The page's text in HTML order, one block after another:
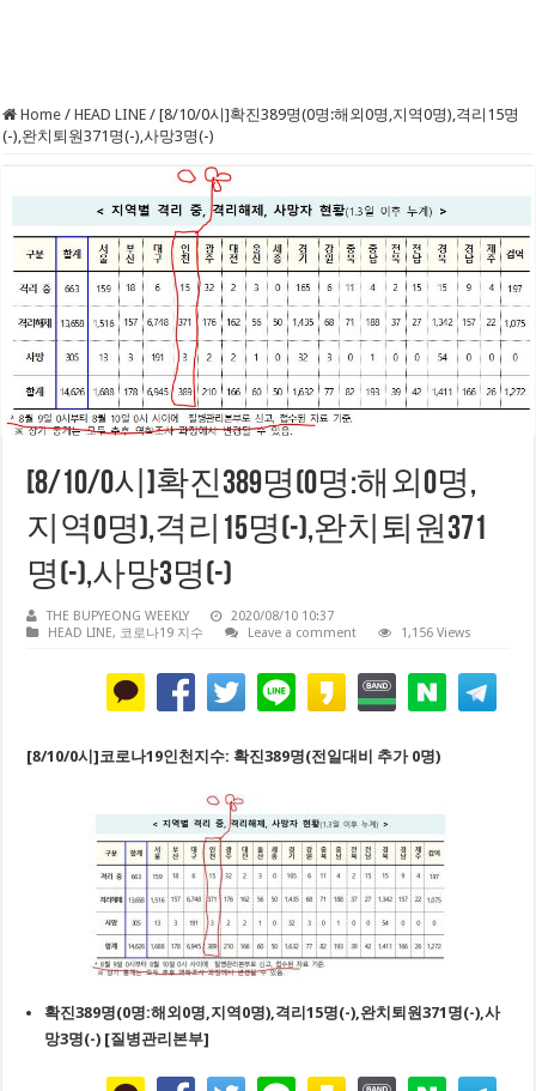
Home / HEAD LINE / [8/10/0시]확진389명(0명:해외0명,지역0명),격리15명
(-),완치퇴원371명(-),사망3명(-)
[8/10/0시]확진389명(0명:해외0명,
지역0명),격리15명(-),완치퇴원371
명(-),사망3명(-)
THE BUPYEONG WEEKLY
2020/08/10 10:37
HEAD LINE, 코로나19 지수 Leave a comment 1,156 Views
[8/10/0시]코로나19인천지수: 확진389명(전일대비 추가 0명)
확진389명(0명:해외0명,지역0명),격리15명(-),완치퇴원371명(-),사
망3명(-) [질병관리본부]